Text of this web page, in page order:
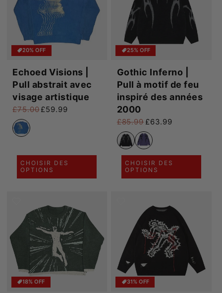
20% OFF
Echoed Visions |
Pull abstrait avec
visage artistique
Prix habituel
£75.00
Prix promotionnel
£59.99
CHOISIR DES
OPTIONS
25% OFF
Gothic Inferno |
Pull à motif de feu
inspiré des années
2000
Prix habituel
£85.99
Prix promotionnel
£63.99
CHOISIR DES
OPTIONS
18% OFF 31% OFF